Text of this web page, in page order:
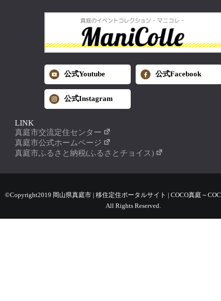
公式Youtube 公式Facebook
公式Instagram
LINK
真庭市交流定住センター
真庭市公式ホームページ
真庭市ふるさと納税(ふるさとチョイス)
©Copyright2019 岡山県真庭市 | 移住定住ポータルサイト | COCO真庭～
All Rights Reserved.